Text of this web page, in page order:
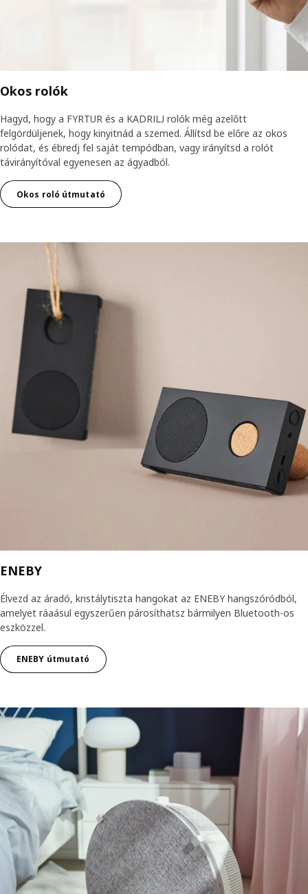
Okos rolók
Hagyd, hogy a FYRTUR és a KADRILJ rolók még azelőtt
felgördüljenek, hogy kinyitnád a szemed. Állítsd be előre az okos
rolódat, és ébredj fel saját tempódban, vagy irányítsd a rolót
távirányítóval egyenesen az ágyadból.
Okos roló útmutató
ENEBY
Élvezd az áradó, kristálytiszta hangokat az ENEBY hangszóródból,
amelyet ráaásul egyszerűen párosíthatsz bármilyen Bluetooth-os
eszközzel.
ENEBY útmutató